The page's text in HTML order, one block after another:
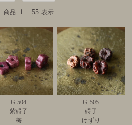
商品 1 - 55 表示
G-504
紫碍子
梅
G-505
碍子
けずり